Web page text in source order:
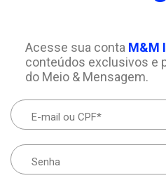
Acesse sua conta M&M
conteúdos exclusivos e
do Meio & Mensagem.